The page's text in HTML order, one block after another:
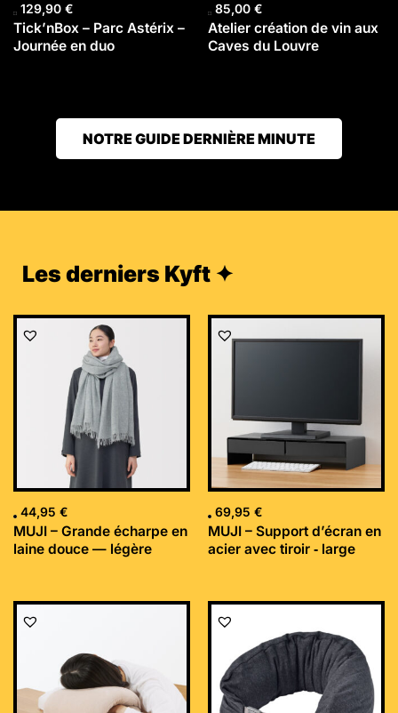
129,90 €
Tick’nBox – Parc Astérix –
Journée en duo
85,00 €
Atelier création de vin aux
Caves du Louvre
NOTRE GUIDE DERNIÈRE MINUTE
Les derniers Kyft ✦
44,95 €
MUJI – Grande écharpe en
laine douce — légère
69,95 €
MUJI – Support d’écran en
acier avec tiroir ‐ large